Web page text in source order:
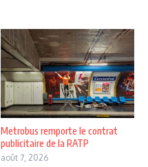
Metrobus remporte le contrat
publicitaire de la RATP
août 7, 2026